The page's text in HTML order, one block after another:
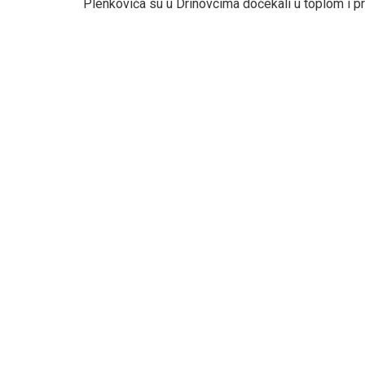
Plenkovića su u Drinovcima dočekali u toplom i